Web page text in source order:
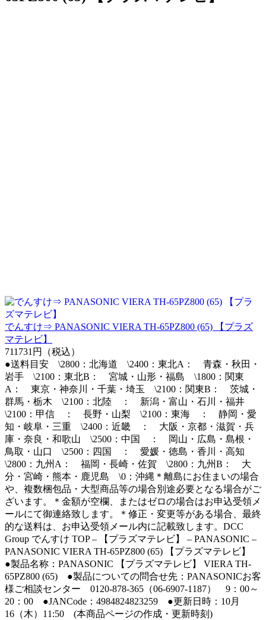
でんすけ⇒ PANASONIC VIERA TH-65PZ800 (65) 【プラズ
マテレビ】
711731円（税込）
●送料目安 \2800：北海道 \2400：東北A： 青森・秋田・
岩手 \2100：東北B： 宮城・山形・福島 \1800：関東
A： 東京・神奈川・千葉・埼玉 \2100：関東B： 茨城・
群馬・栃木 \2100：北陸 ： 新潟・富山・石川・福井
\2100：甲信 ： 長野・山梨 \2100：東海 ： 静岡・愛
知・岐阜・三重 \2400：近畿 ： 大阪・京都・滋賀・兵
庫・奈良・和歌山 \2500：中国 ： 岡山・広島・島根・
鳥取・山口 \2500：四国 ： 愛媛・徳島・香川・高知
\2800：九州A： 福岡・長崎・佐賀 \2800：九州B： 大
分・宮崎・熊本・鹿児島 \0：沖縄＊離島にお住まいの場合
や、複数梱包品・大型商品等の場合別途必要となる場合がご
ざいます。＊金額が空欄、またはゼロの場合はお申込受領メ
ールにて御連絡致します。＊修正・変更等がある場合、最終
的な送料は、お申込受領メール内に記載致します。DCC
Group でんすけ TOP – 【プラズマテレビ】 – PANASONIC –
PANASONIC VIERA TH-65PZ800 (65) 【プラズマテレビ】
●製品名称：PANASONIC 【プラズマテレビ】 VIERA TH-
65PZ800 (65) ●製品についての問合せ先：PANASONICお客
様ご相談センター 0120-878-365（06-6907-1187） 9：00～
20：00 ●JANCode：4984824823259 ●更新日時：10月
16（木）11:50 (本商品ページの作成・更新時刻)